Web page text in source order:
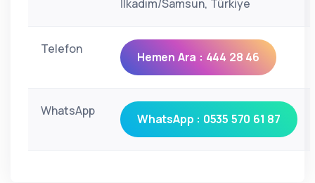
İlkadım/Samsun, Türkiye
Telefon
Hemen Ara : 444 28 46
WhatsApp
WhatsApp : 0535 570 61 87